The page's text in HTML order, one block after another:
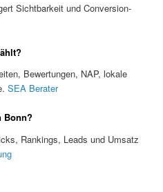
Sichtbarkeit und Conversion-
Bewertungen, NAP, lokale
SEA Berater
Bonn?
Rankings, Leads und Umsatz